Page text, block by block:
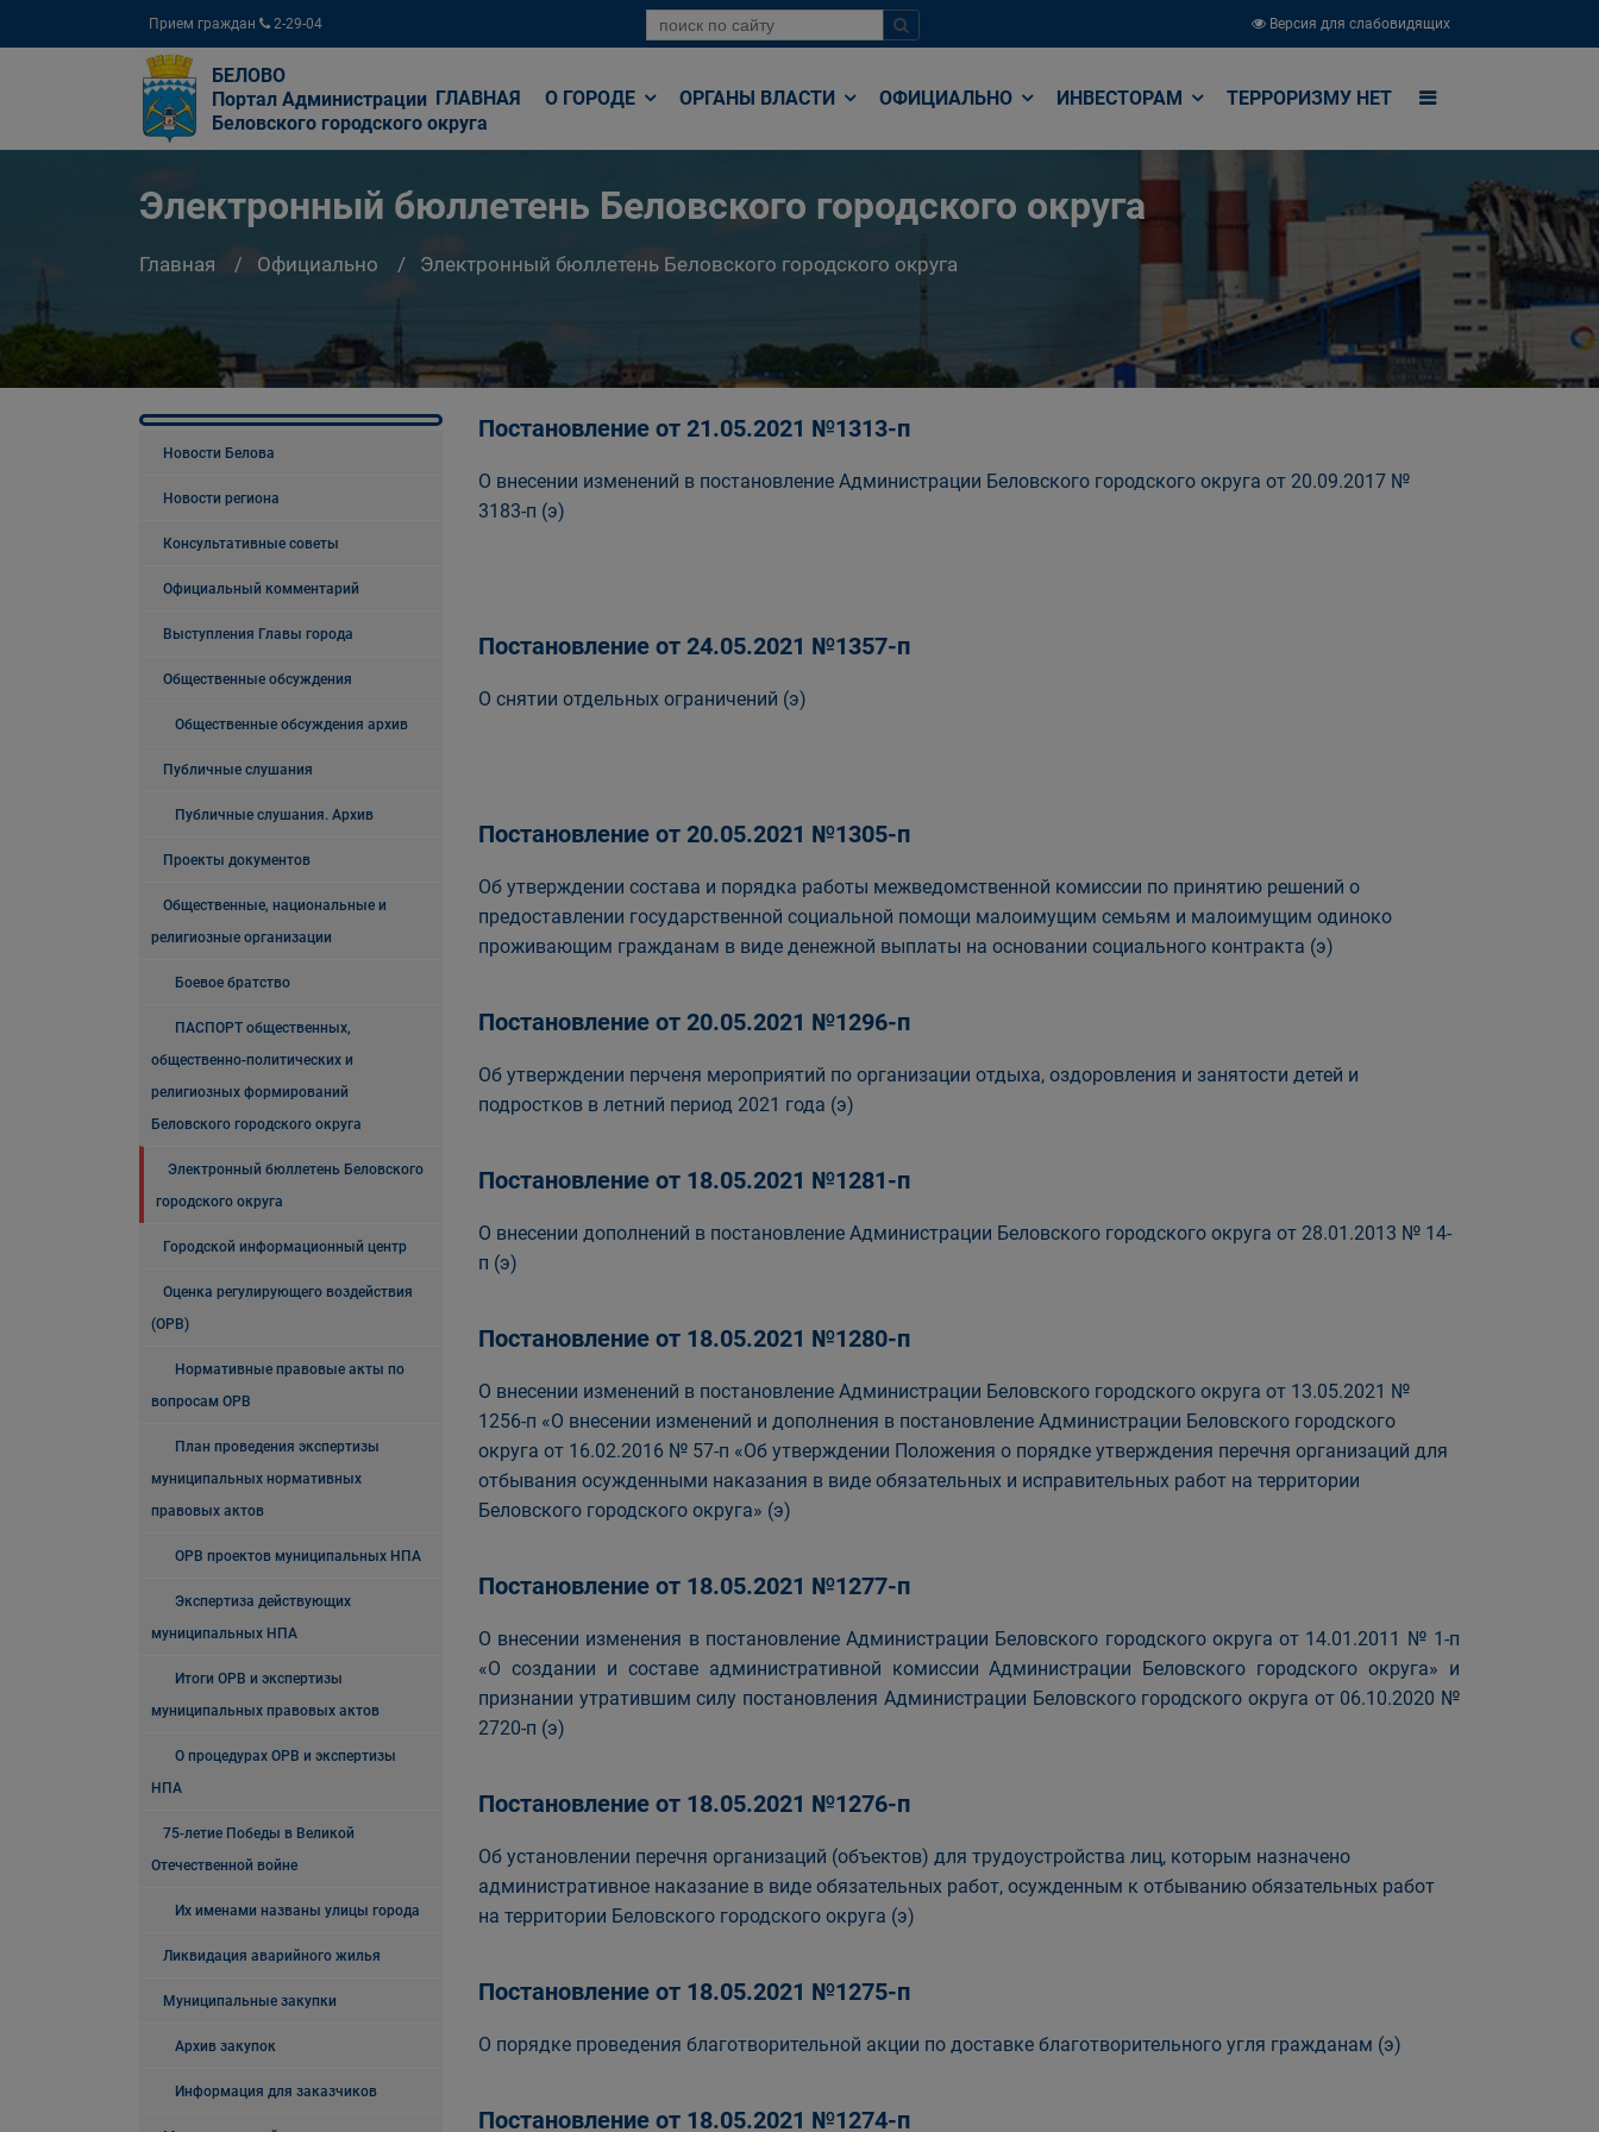
Прием граждан 2-29-04 Версия для слабовидящих
БЕЛОВО
Портал Администрации
Беловского городского округа
ГЛАВНАЯ О ГОРОДЕ ОРГАНЫ ВЛАСТИ ОФИЦИАЛЬНО ИНВЕСТОРАМ ТЕРРОРИЗМУ НЕТ
Электронный бюллетень Беловского городского округа
Главная Официально Электронный бюллетень Беловского городского округа
Новости Белова
Новости региона
Консультативные советы
Официальный комментарий
Выступления Главы города
Общественные обсуждения
Общественные обсуждения архив
Публичные слушания
Публичные слушания. Архив
Проекты документов
Общественные, национальные и
религиозные организации
Боевое братство
ПАСПОРТ общественных,
общественно-политических и
религиозных формирований
Беловского городского округа
Электронный бюллетень Беловского
городского округа
Городской информационный центр
Оценка регулирующего воздействия
(ОРВ)
Нормативные правовые акты по
вопросам ОРВ
План проведения экспертизы
муниципальных нормативных
правовых актов
ОРВ проектов муниципальных НПА
Экспертиза действующих
муниципальных НПА
Итоги ОРВ и экспертизы
муниципальных правовых актов
О процедурах ОРВ и экспертизы
НПА
75-летие Победы в Великой
Отечественной войне
Их именами названы улицы города
Ликвидация аварийного жилья
Муниципальные закупки
Архив закупок
Информация для заказчиков
Постановление от 21.05.2021 №1313-п
О внесении изменений в постановление Администрации Беловского городского округа от 20.09.2017 №
3183-п (э)
Постановление от 24.05.2021 №1357-п
О снятии отдельных ограничений (э)
Постановление от 20.05.2021 №1305-п
Об утверждении состава и порядка работы межведомственной комиссии по принятию решений о
предоставлении государственной социальной помощи малоимущим семьям и малоимущим одиноко
проживающим гражданам в виде денежной выплаты на основании социального контракта (э)
Постановление от 20.05.2021 №1296-п
Об утверждении перченя мероприятий по организации отдыха, оздоровления и занятости детей и
подростков в летний период 2021 года (э)
Постановление от 18.05.2021 №1281-п
О внесении дополнений в постановление Администрации Беловского городского округа от 28.01.2013 № 14-
п (э)
Постановление от 18.05.2021 №1280-п
О внесении изменений в постановление Администрации Беловского городского округа от 13.05.2021 №
1256-п «О внесении изменений и дополнения в постановление Администрации Беловского городского
округа от 16.02.2016 № 57-п «Об утверждении Положения о порядке утверждения перечня организаций для
отбывания осужденными наказания в виде обязательных и исправительных работ на территории
Беловского городского округа» (э)
Постановление от 18.05.2021 №1277-п
О внесении изменения в постановление Администрации Беловского городского округа от 14.01.2011 № 1-п
«О создании и составе административной комиссии Администрации Беловского городского округа» и
признании утратившим силу постановления Администрации Беловского городского округа от 06.10.2020 №
2720-п (э)
Постановление от 18.05.2021 №1276-п
Об установлении перечня организаций (объектов) для трудоустройства лиц, которым назначено
административное наказание в виде обязательных работ, осужденным к отбыванию обязательных работ
на территории Беловского городского округа (э)
Постановление от 18.05.2021 №1275-п
О порядке проведения благотворительной акции по доставке благотворительного угля гражданам (э)
Постановление от 18.05.2021 №1274-п